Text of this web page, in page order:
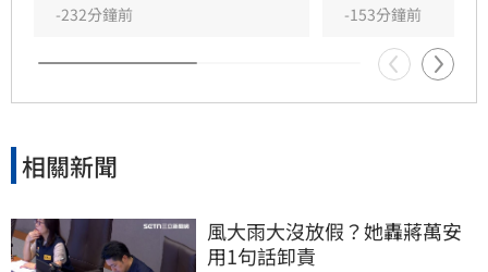
-232分鐘前 -153分鐘前
相關新聞
風大雨大沒放假？她轟蔣萬安
用1句話卸責